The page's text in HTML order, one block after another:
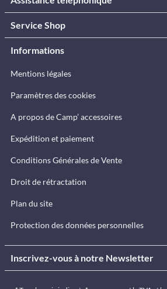
Service Shop
Informations
Mentions légales
Paramètres des cookies
A propos de Camp’ accessoires
Expédition et paiement
Conditions Générales de Vente
Droit de rétractation
Plan du site
Protection des données personnelles
Inscrivez-vous à notre Newsletter